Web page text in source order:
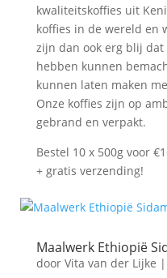
kwaliteitskoffies uit
koffies in de wereld en
zijn dan ook erg blij
hebben kunnen
kunnen laten maken
Onze koffies zijn op
gebrand en verpakt.
Bestel 10 x 500g voor
+ gratis verzending!
Maalwerk Ethiopië
door Vita van der Lijke |